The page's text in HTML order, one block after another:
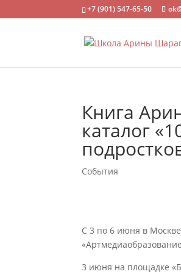
+7 (901) 547-65-50
Книга
каталог
События
С 3 по 6 июня в
3 июня на площадке